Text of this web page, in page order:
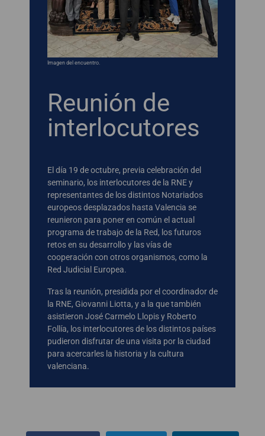
Imagen del encuentro.
Reunión de
interlocutores
El día 19 de octubre, previa celebración del
seminario, los interlocutores de la RNE y
representantes de los distintos Notariados
europeos desplazados hasta Valencia se
reunieron para poner en común el actual
programa de trabajo de la Red, los futuros
retos en su desarrollo y las vías de
cooperación con otros organismos, como la
Red Judicial Europea.
Tras la reunión, presidida por el coordinador de
la RNE, Giovanni Liotta, y a la que también
asistieron José Carmelo Llopis y Roberto
Follía, los interlocutores de los distintos países
pudieron disfrutar de una visita por la ciudad
para acercarles la historia y la cultura
valenciana.